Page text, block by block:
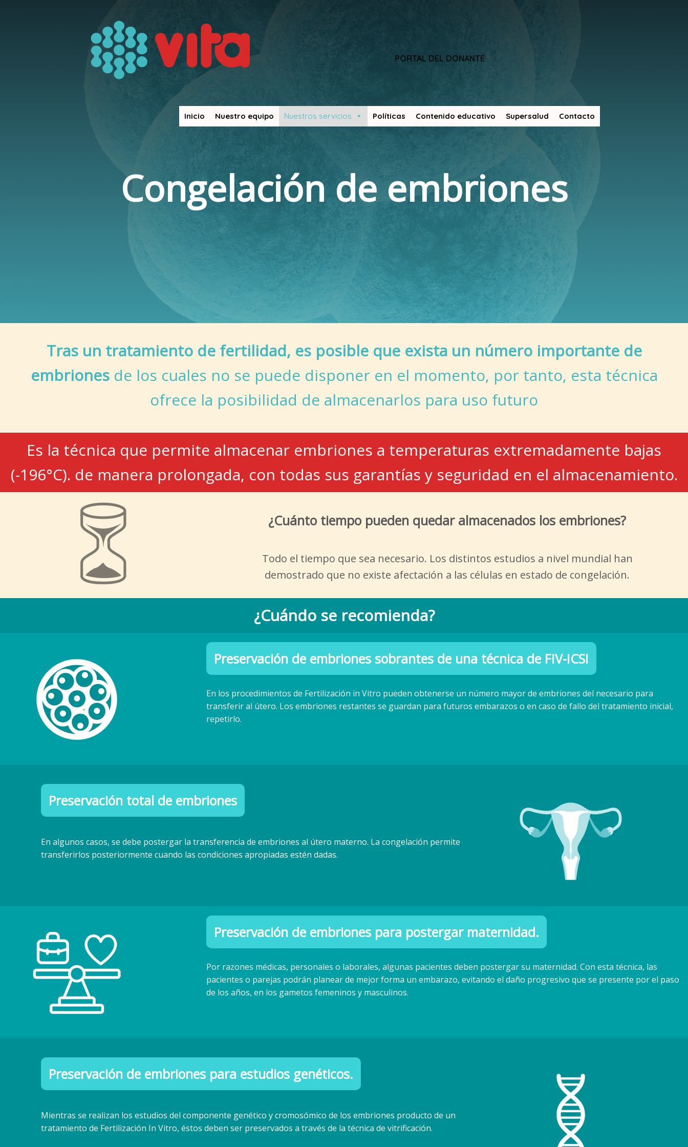
PORTAL DEL DONANTE
Inicio Nuestro equipo Nuestros servicios Políticas Contenido educativo Supersalud Contacto
Congelación de Embriones
Congelación de embriones
Tras un tratamiento de fertilidad, es posible que exista un número importante de
embrionesde los cuales no se puede disponer en el momento, por tanto, esta técnica
ofrece la posibilidad de almacenarlos para uso futuro
Es la técnica que permite almacenar embriones a temperaturas extremadamente bajas
(-196°C). de manera prolongada, con todas sus garantías y seguridad en el almacenamiento.
¿Cuánto tiempo pueden quedar almacenados los embriones?
Todo el tiempo que sea necesario. Los distintos estudios a nivel mundial han
demostrado que no existe afectación a las células en estado de congelación.
¿Cuándo se recomienda?
Preservación de embriones sobrantes de una técnica de FIV-ICSI
En los procedimientos de Fertilización in Vitro pueden obtenerse un número mayor de embriones del necesario para
transferir al útero. Los embriones restantes se guardan para futuros embarazos o en caso de fallo del tratamiento inicial,
repetirlo.
Preservación total de embriones
En algunos casos, se debe postergar la transferencia de embriones al útero materno. La congelación permite
transferirlos posteriormente cuando las condiciones apropiadas estén dadas.
Preservación de embriones para postergar maternidad.
Por razones médicas, personales o laborales, algunas pacientes deben postergar su maternidad. Con esta técnica, las
pacientes o parejas podrán planear de mejor forma un embarazo, evitando el daño progresivo que se presente por el paso
de los años, en los gametos femeninos y masculinos.
Preservación de embriones para estudios genéticos.
Mientras se realizan los estudios del componente genético y cromosómico de los embriones producto de un
tratamiento de Fertilización In Vitro, éstos deben ser preservados a través de la técnica de vitrificación.